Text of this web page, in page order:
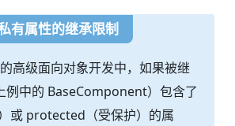
有属性的继承限制
高级面向对象开发中，如果被继
例中的 BaseComponent）包含了
或 protected（受保护）的属